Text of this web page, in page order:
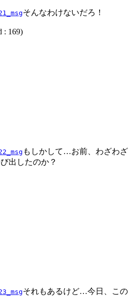
そんなわけないだろ！
: 169)
もしかして…お前、わざわざ
出したのか？
それもあるけど…今日、この